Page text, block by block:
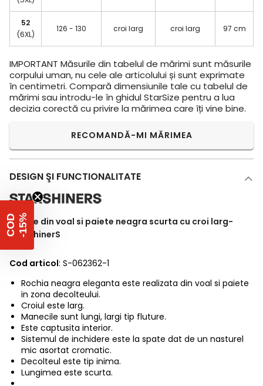
52
(6XL)
126 - 130 croi larg croi larg 97 cm
IMPORTANT Măsurile din tabelul de mărimi sunt măsurile
corpului uman, nu cele ale articolului și sunt exprimate
în centimetri. Compară dimensiunile tale cu tabelul de
mărimi sau introdu-le în ghidul StarSize pentru a lua
decizia corectă cu privire la mărimea care îți vine bine.
RECOMANDĂ-MI MĂRIMEA
DESIGN ŞI FUNCTIONALITATE
Rochie din voal si paiete neagra scurta cu croi larg-
StarShinerS
Cod articol: S-062362-1
Rochia neagra eleganta este realizata din voal si paiete
in zona decolteului.
Croiul este larg.
Manecile sunt lungi, largi tip fluture.
Este captusita interior.
Sistemul de inchidere este la spate dat de un nasturel
mic asortat cromatic.
Decolteul este tip inima.
Lungimea este scurta.
C
O
D
-
1
5 %